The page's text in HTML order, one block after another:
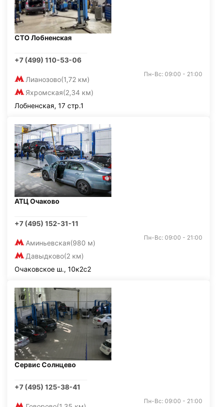
СТО Лобненская
+7 (499) 110-53-06
Лианозово(1,72 км)
Яхромская(2,34 км)
Пн-Вс: 09:00 - 21:00
Лобненская, 17 стр.1
АТЦ Очаково
+7 (495) 152-31-11
Аминьевская(980 м)
Давыдково(2 км)
Пн-Вс: 09:00 - 21:00
Очаковское ш., 10к2с2
Сервис Солнцево
+7 (495) 125-38-41
Пн-Вс: 09:00 - 21:00